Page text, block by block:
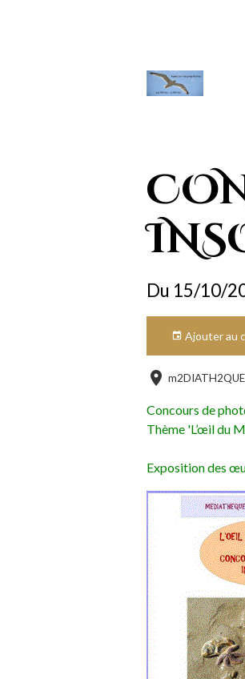
Du 15/10/
Ajouter au
Concours de
Thème 'L’œil du
Exposition des